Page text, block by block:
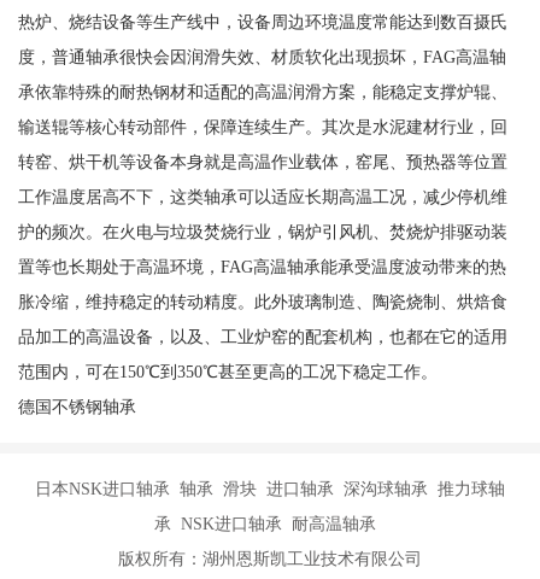
热炉、烧结设备等生产线中，设备周边环境温度常能达到数百摄氏
度，普通轴承很快会因润滑失效、材质软化出现损坏，FAG高温轴
承依靠特殊的耐热钢材和适配的高温润滑方案，能稳定支撑炉辊、
输送辊等核心转动部件，保障连续生产。其次是水泥建材行业，回
转窑、烘干机等设备本身就是高温作业载体，窑尾、预热器等位置
工作温度居高不下，这类轴承可以适应长期高温工况，减少停机维
护的频次。在火电与垃圾焚烧行业，锅炉引风机、焚烧炉排驱动装
置等也长期处于高温环境，FAG高温轴承能承受温度波动带来的热
胀冷缩，维持稳定的转动精度。此外玻璃制造、陶瓷烧制、烘焙食
品加工的高温设备，以及、工业炉窑的配套机构，也都在它的适用
范围内，可在150℃到350℃甚至更高的工况下稳定工作。
德国不锈钢轴承
日本NSK进口轴承 轴承 滑块 进口轴承 深沟球轴承 推力球轴
承 NSK进口轴承 耐高温轴承
版权所有：湖州恩斯凯工业技术有限公司